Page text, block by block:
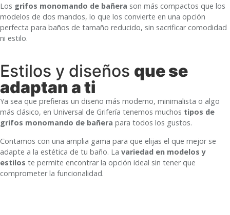
Los grifos monomando de bañera son más compactos que los
modelos de dos mandos, lo que los convierte en una opción
perfecta para baños de tamaño reducido, sin sacrificar comodidad
ni estilo.
Estilos y diseños que se
adaptan a ti
Ya sea que prefieras un diseño más moderno, minimalista o algo
más clásico, en Universal de Grifería tenemos muchos tipos de
grifos monomando de bañera para todos los gustos.
Contamos con una amplia gama para que elijas el que mejor se
adapte a la estética de tu baño. La variedad en modelos y
estilos te permite encontrar la opción ideal sin tener que
comprometer la funcionalidad.